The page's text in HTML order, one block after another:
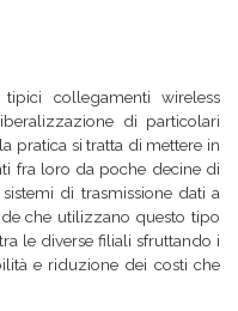
collegamenti wireless
di particolari
pratica si tratta di mettere in
fra loro da poche decine di
di trasmissione dati a
che utilizzano questo tipo
le diverse filiali sfruttando i
e riduzione dei costi che